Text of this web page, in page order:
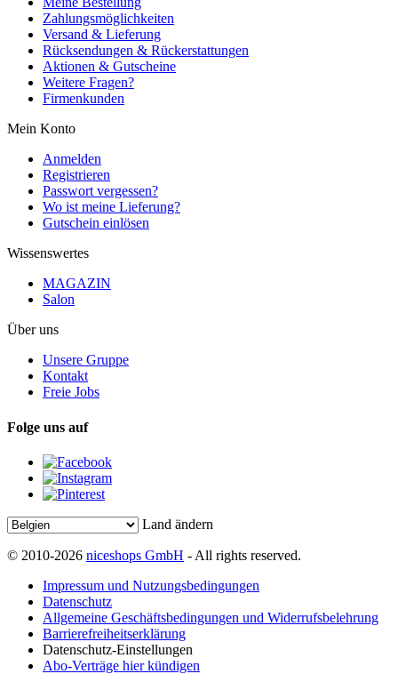
Zahlungsmöglichkeiten
Versand & Lieferung
Rücksendungen & Rückerstattungen
Aktionen & Gutscheine
Weitere Fragen?
Firmenkunden
Mein Konto
Anmelden
Registrieren
Passwort vergessen?
Wo ist meine Lieferung?
Gutschein einlösen
Wissenswertes
MAGAZIN
Salon
Über uns
Unsere Gruppe
Kontakt
Freie Jobs
Folge uns auf
Land ändern
© 2010-2026 niceshops GmbH - All rights reserved.
Impressum und Nutzungsbedingungen
Datenschutz
Allgemeine Geschäftsbedingungen und Widerrufsbelehrung
Barrierefreiheitserklärung
Datenschutz-Einstellungen
Abo-Verträge hier kündigen